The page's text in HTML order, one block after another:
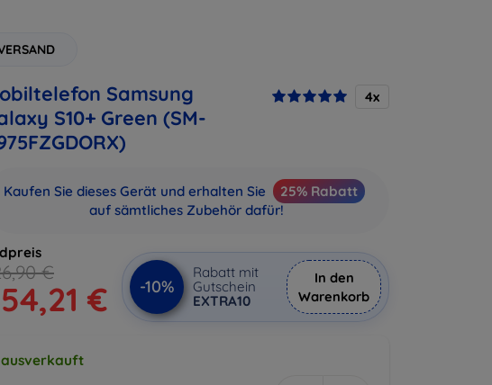
Samsung
S10+ Green (SM-
4x
Kaufen Sie dieses Gerät und erhalten Sie
25% Rabatt
auf sämtliches Zubehör dafür!
€
€ -10%
Rabatt mit
Gutschein
EXTRA10
In den
Warenkorb
ausverkauft